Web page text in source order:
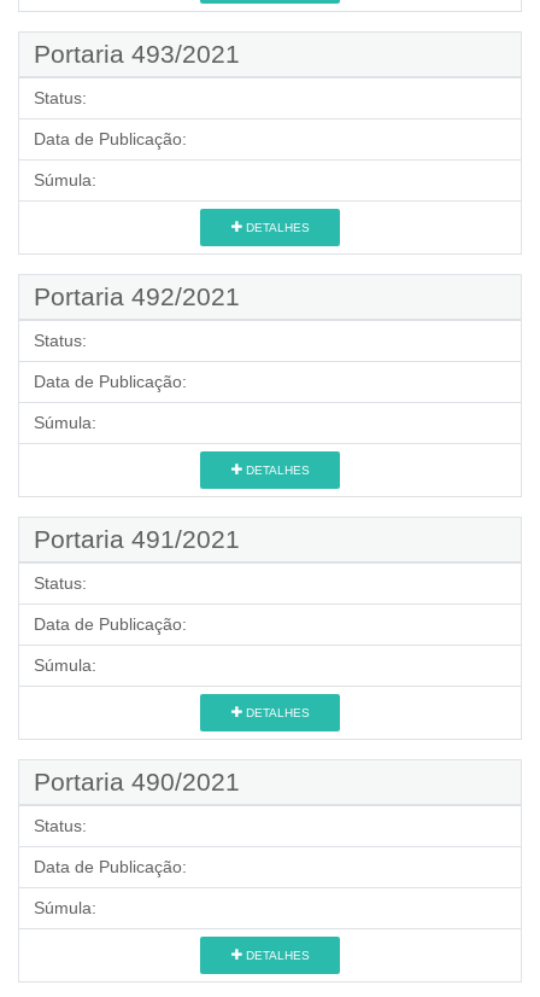
Portaria 493/2021
Status:
Data de Publicação:
Súmula:
DETALHES
Portaria 492/2021
Status:
Data de Publicação:
Súmula:
DETALHES
Portaria 491/2021
Status:
Data de Publicação:
Súmula:
DETALHES
Portaria 490/2021
Status:
Data de Publicação:
Súmula:
DETALHES